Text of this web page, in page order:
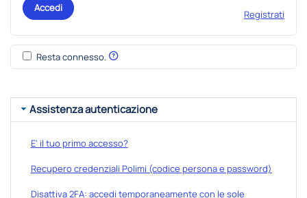
Accedi
Registrati
Resta connesso.
Assistenza autenticazione
E' il tuo primo accesso?
Recupero credenziali Polimi (codice persona e password)
Disattiva 2FA: accedi temporaneamente con le sole